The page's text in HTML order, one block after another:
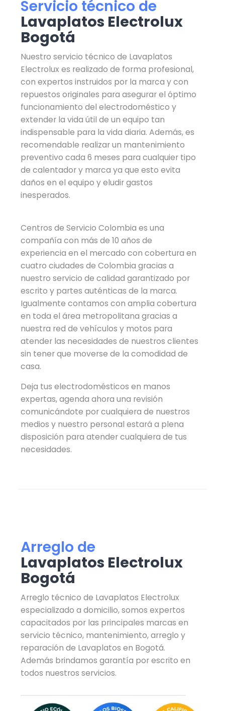
Servicio técnico de
Lavaplatos Electrolux
Bogotá
Nuestro servicio técnico de Lavaplatos
Electrolux es realizado de forma profesional,
con expertos instruidos por la marca y con
repuestos originales para asegurar el óptimo
funcionamiento del electrodoméstico y
extender la vida útil de un equipo tan
indispensable para la vida diaria. Además, es
recomendable realizar un mantenimiento
preventivo cada 6 meses para cualquier tipo
de calentador y marca ya que esto evita
daños en el equipo y eludir gastos
inesperados.
Centros de Servicio Colombia es una
compañía con más de 10 años de
experiencia en el mercado con cobertura en
cuatro ciudades de Colombia gracias a
nuestro servicio de calidad garantizado por
escrito y partes auténticas de la marca.
Igualmente contamos con amplia cobertura
en toda el área metropolitana gracias a
nuestra red de vehículos y motos para
atender las necesidades de nuestros clientes
sin tener que moverse de la comodidad de
casa.
Deja tus electrodomésticos en manos
expertas, agenda ahora una revisión
comunicándote por cualquiera de nuestros
medios y nuestro personal estará a plena
disposición para atender cualquiera de tus
necesidades.
Arreglo de
Lavaplatos Electrolux
Bogotá
Arreglo técnico de Lavaplatos Electrolux
especializado a domicilio, somos expertos
capacitados por las principales marcas en
servicio técnico, mantenimiento, arreglo y
reparación de Lavaplatos en Bogotá.
Además brindamos garantía por escrito en
todos nuestros servicios.